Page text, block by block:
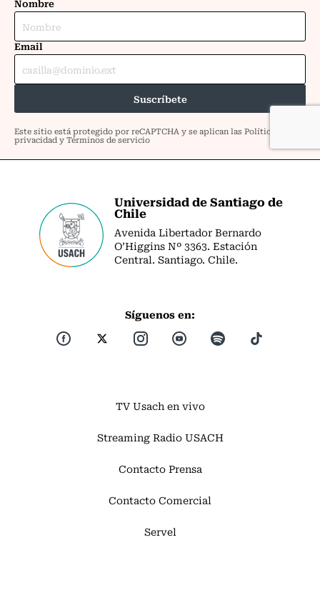
Universidad de Santiago de
Chile
Avenida Libertador Bernardo
O’Higgins Nº 3363. Estación
Central. Santiago. Chile.
Síguenos en:
TV Usach en vivo
Streaming Radio USACH
Contacto Prensa
Contacto Comercial
Servel